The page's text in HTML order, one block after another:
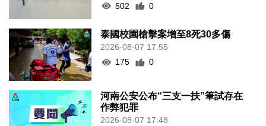
502
0
泰國校園槍擊案增至8死30多傷
2026-08-07 17:55
175
0
河南公安公布“三支一扶”筆試存在
作弊犯罪
2026-08-07 17:48